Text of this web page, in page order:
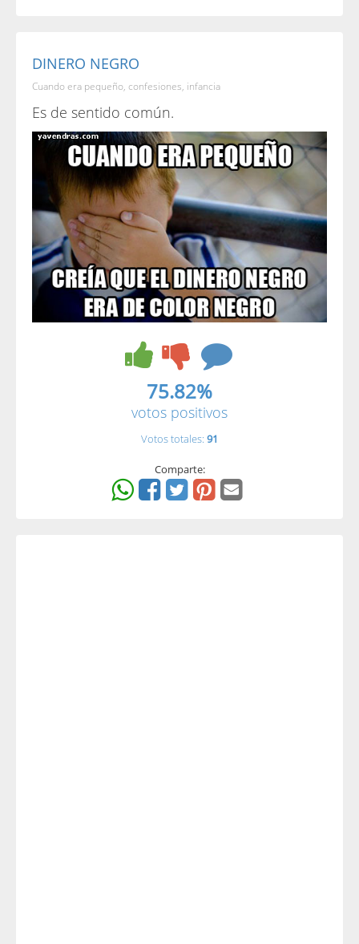
DINERO NEGRO
Cuando era pequeño, confesiones, infancia
Es de sentido común.
75.82%
votos positivos
Votos totales: 91
Comparte: